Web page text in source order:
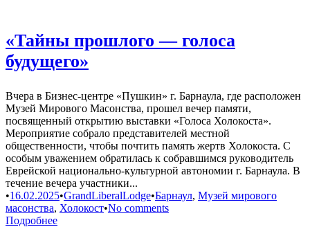
«Тайны прошлого — голоса
будущего»
Вчера в Бизнес-центре «Пушкин» г. Барнаула, где расположен
Музей Мирового Масонства, прошел вечер памяти,
посвященный открытию выставки «Голоса Холокоста».
Мероприятие собрало представителей местной
общественности, чтобы почтить память жертв Холокоста. С
особым уважением обратилась к собравшимся руководитель
Еврейской национально-культурной автономии г. Барнаула. В
течение вечера участники...
•16.02.2025•GrandLiberalLodge•Барнаул, Музей мирового
масонства, Холокост•No comments
Подробнее